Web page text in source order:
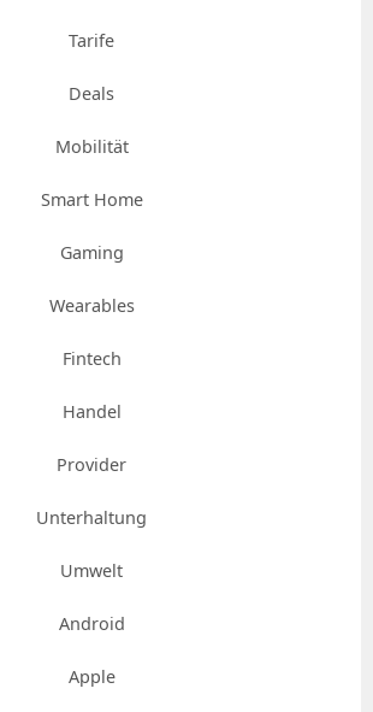
Tarife
Deals
Mobilität
Smart Home
Gaming
Wearables
Fintech
Handel
Provider
Unterhaltung
Umwelt
Android
Apple